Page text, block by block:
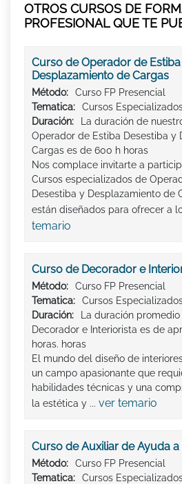
OTROS CURSOS DE
PROFESIONAL QUE TE
Curso de Operador de
Desplazamiento de Cargas
Método:
Curso FP Presencial
Tematica:
Cursos
Duración:
La duración de
Operador de Estiba Desestiba y
Cargas es de 600 h horas
Nos complace invitarte a
Cursos especializados de
Desestiba y Desplazamiento de
están diseñados para ofrecer a
temario
Curso de Decorador e
Método:
Curso FP Presencial
Tematica:
Cursos
Duración:
La duración
Decorador e Interiorista es de
horas. horas
El mundo del diseño de
un campo apasionante que
habilidades técnicas y una
la estética y ... ver temario
Curso de Auxiliar de Ayuda
Método:
Curso FP Presencial
Tematica:
Cursos